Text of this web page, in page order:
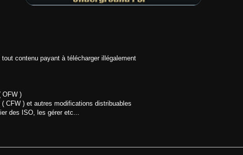
contenu payant à télécharger illégalement
OFW )
CFW ) et autres modifications distribuables
des ISO, les gérer etc...